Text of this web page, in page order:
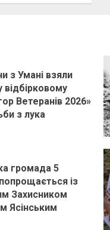
з Умані взяли
відбірковому
Ветеранів 2026»
з лука
громада 5
із
Захисником
Ясінським